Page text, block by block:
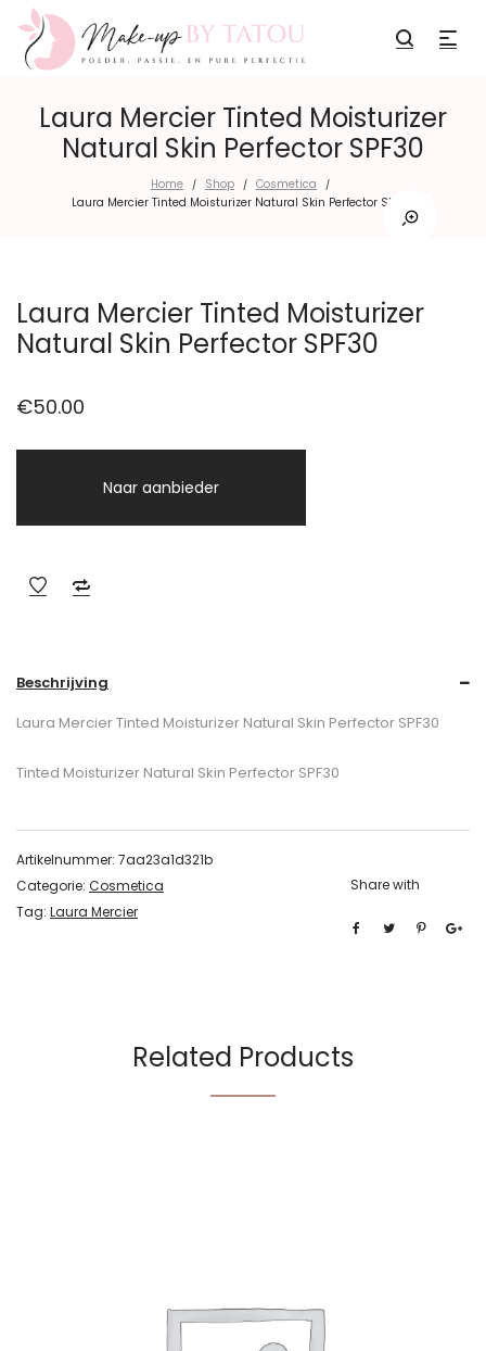
Laura Mercier Tinted Moisturizer
Natural Skin Perfector SPF30
Home / Shop / Cosmetica /
Laura Mercier Tinted Moisturizer Natural Skin Perfector SPF30
Laura Mercier Tinted Moisturizer
Natural Skin Perfector SPF30
€50.00
Naar aanbieder
Beschrijving
Laura Mercier Tinted Moisturizer Natural Skin Perfector SPF30
Tinted Moisturizer Natural Skin Perfector SPF30
Artikelnummer: 7aa23a1d321b
Categorie: Cosmetica
Tag: Laura Mercier
Share with
Related Products